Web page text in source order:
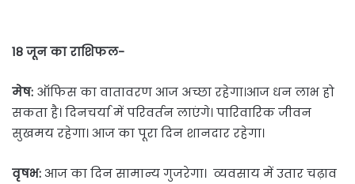
18 जून का राशिफल-
मेष: ऑफिस का वातावरण आज अच्छा रहेगा।आज धन लाभ हो
सकता है। दिनचर्या में परिवर्तन लाएंगे। पारिवारिक जीवन
सुखमय रहेगा। आज का पूरा दिन शानदार रहेगा।
वृषभ:आज का दिन सामान्य गुजरेगा। व्यवसाय में उतार चढ़ाव